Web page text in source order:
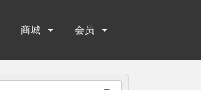
商城 会员